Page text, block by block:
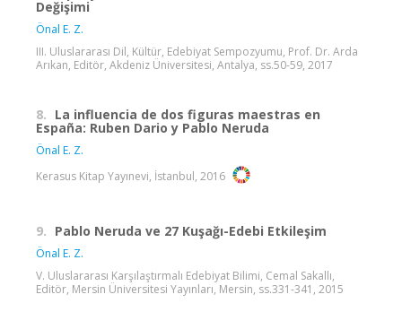
Değişimi
Önal E. Z.
III. Uluslararası Dil, Kültür, Edebiyat Sempozyumu, Prof. Dr. Arda
Arıkan, Editör, Akdeniz Üniversitesi, Antalya, ss.50-59, 2017
8. La influencia de dos figuras maestras en
España: Ruben Dario y Pablo Neruda
Önal E. Z.
Kerasus Kitap Yayınevi, İstanbul, 2016
9. Pablo Neruda ve 27 Kuşağı-Edebi Etkileşim
Önal E. Z.
V. Uluslararası Karşılaştırmalı Edebiyat Bilimi, Cemal Sakallı,
Editör, Mersin Üniversitesi Yayınları, Mersin, ss.331-341, 2015